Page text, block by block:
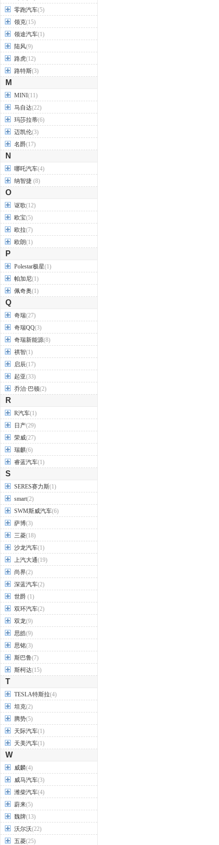
零跑汽车(5)
领克(15)
领途汽车(1)
陆风(9)
路虎(12)
路特斯(3)
M
MINI(11)
马自达(22)
玛莎拉蒂(6)
迈凯伦(3)
名爵(17)
N
哪吒汽车(4)
纳智捷 (8)
O
讴歌(12)
欧宝(5)
欧拉(7)
欧朗(1)
P
Polestar极星(1)
帕加尼(1)
佩奇奥(1)
Q
奇瑞(27)
奇瑞QQ(3)
奇瑞新能源(8)
祺智(1)
启辰(17)
起亚(33)
乔治·巴顿(2)
R
R汽车(1)
日产(29)
荣威(27)
瑞麒(6)
睿蓝汽车(1)
S
SERES赛力斯(1)
smart(2)
SWM斯威汽车(6)
萨博(3)
三菱(18)
沙龙汽车(1)
上汽大通(19)
尚界(2)
深蓝汽车(2)
世爵 (1)
双环汽车(2)
双龙(9)
思皓(9)
思铭(3)
斯巴鲁(7)
斯柯达(15)
T
TESLA特斯拉(4)
坦克(2)
腾势(5)
天际汽车(1)
天美汽车(1)
W
威麟(4)
威马汽车(3)
潍柴汽车(4)
蔚来(5)
魏牌(13)
沃尔沃(22)
五菱(25)